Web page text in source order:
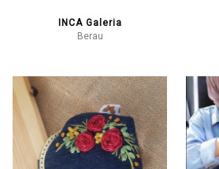
INCA Galeria
Berau